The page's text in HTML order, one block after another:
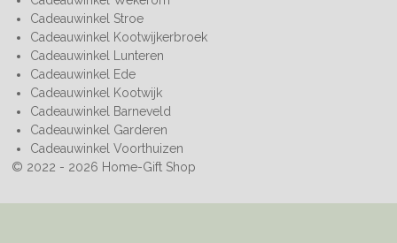
Cadeauwinkel Stroe
Cadeauwinkel Kootwijkerbroek
Cadeauwinkel Lunteren
Cadeauwinkel Ede
Cadeauwinkel Kootwijk
Cadeauwinkel Barneveld
Cadeauwinkel Garderen
Cadeauwinkel Voorthuizen
© 2022 - 2026 Home-Gift Shop